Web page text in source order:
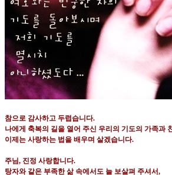
참으로 감사하고 두렵습니다.
나에게 축복의 길을 열어 주신 우리의 기도의 가족과
이제는 사랑하는 법을 배우며 살겠습니다.
주님, 진정 사랑합니다.
탕자와 같은 부족한 삶 속에서도 늘 보살펴 주셔서,